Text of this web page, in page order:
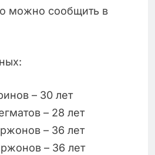
можно сообщить в
– 30 лет
– 28 лет
– 36 лет
– 36 лет